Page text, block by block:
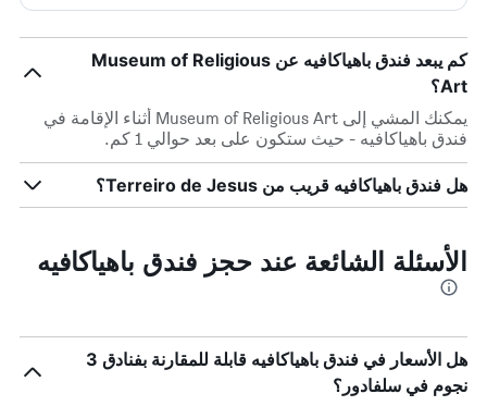
كم يبعد فندق باهياكافيه عن Museum of Religious
Art؟
يمكنك المشي إلى Museum of Religious Art أثناء الإقامة في
فندق باهياكافيه - حيث ستكون على بعد حوالي 1 كم.
هل فندق باهياكافيه قريب من Terreiro de Jesus؟
الأسئلة الشائعة عند حجز فندق باهياكافيه
هل الأسعار في فندق باهياكافيه قابلة للمقارنة بفنادق 3
نجوم في سلفادور؟